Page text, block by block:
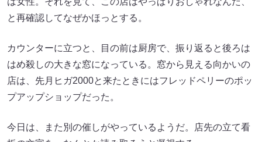
と再確認してなぜかほっとする。
カウンターに立つと、目の前は厨房で、振り返ると後ろは
はめ殺しの大きな窓になっている。窓から見える向かいの
店は、先月ヒガ2000と来たときにはフレッドペリーのポッ
プアップショップだった。
今日は、また別の催しがやっているようだ。店先の立て看